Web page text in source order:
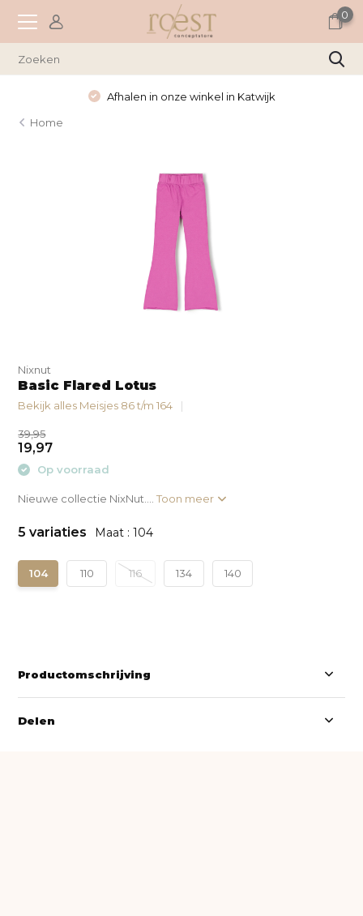
0
Afhalen in onze winkel in Katwijk
Home
Nixnut
Basic Flared Lotus
Bekijk alles Meisjes 86 t/m 164
39,95
19,97
Op voorraad
Nieuwe collectie NixNut....Toon meer
5 variaties Maat : 104
104 110 116 134 140
Productomschrijving
Delen